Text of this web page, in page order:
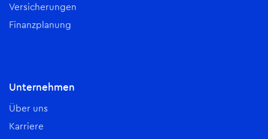
Versicherungen
Finanzplanung
Unternehmen
Über uns
Karriere